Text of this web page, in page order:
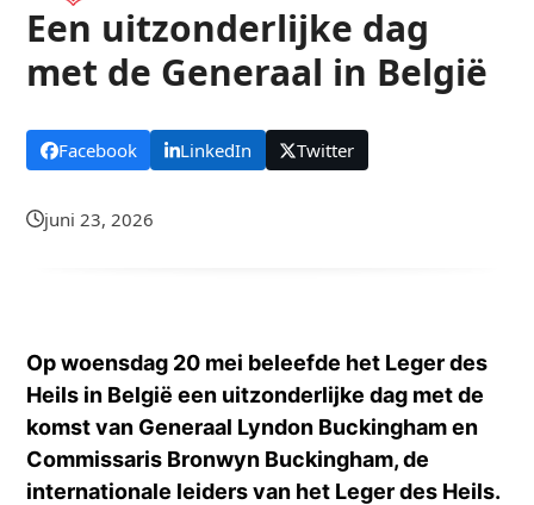
Een uitzonderlijke dag
met de Generaal in België
Facebook LinkedIn Twitter
juni 23, 2026
Op woensdag 20 mei beleefde het Leger des
Heils in België een uitzonderlijke dag met de
komst van Generaal Lyndon Buckingham en
Commissaris Bronwyn Buckingham, de
internationale leiders van het Leger des Heils.